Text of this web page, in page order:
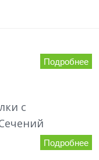
Подробнее
с
Подробнее